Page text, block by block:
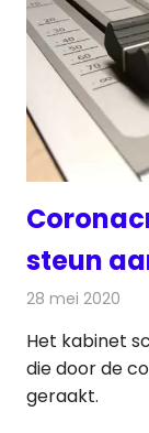
steun
28 mei 2020
Het kabinet
die door de
geraakt.